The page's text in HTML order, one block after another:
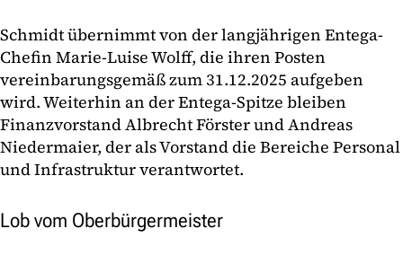
Schmidt übernimmt von der langjährigen Entega-
Chefin Marie-Luise Wolff, die ihren Posten
vereinbarungsgemäß zum 31.12.2025 aufgeben
wird. Weiterhin an der Entega-Spitze bleiben
Finanzvorstand Albrecht Förster und Andreas
Niedermaier, der als Vorstand die Bereiche Personal
und Infrastruktur verantwortet.
Lob vom Oberbürgermeister